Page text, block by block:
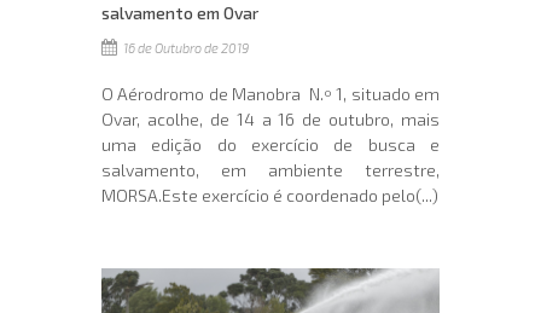
salvamento em Ovar
16 de Outubro de 2019
O Aérodromo de Manobra N.º 1, situado em
Ovar, acolhe, de 14 a 16 de outubro, mais
uma edição do exercício de busca e
salvamento, em ambiente terrestre,
MORSA.Este exercício é coordenado pelo(...)